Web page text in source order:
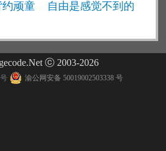
约顽童
自由是感觉不到的
ⓒ 2003-2026
渝公网安备 50019002503338 号